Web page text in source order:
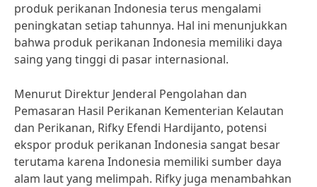
produk perikanan Indonesia terus mengalami
peningkatan setiap tahunnya. Hal ini menunjukkan
bahwa produk perikanan Indonesia memiliki daya
saing yang tinggi di pasar internasional.
Menurut Direktur Jenderal Pengolahan dan
Pemasaran Hasil Perikanan Kementerian Kelautan
dan Perikanan, Rifky Efendi Hardijanto, potensi
ekspor produk perikanan Indonesia sangat besar
terutama karena Indonesia memiliki sumber daya
alam laut yang melimpah. Rifky juga menambahkan